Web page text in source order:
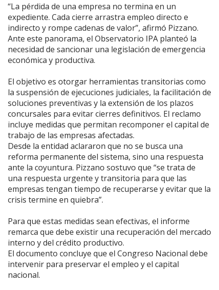
“La pérdida de una empresa no termina en un
expediente. Cada cierre arrastra empleo directo e
indirecto y rompe cadenas de valor”, afirmó Pizzano.
Ante este panorama, el Observatorio IPA planteó la
necesidad de sancionar una legislación de emergencia
económica y productiva.
El objetivo es otorgar herramientas transitorias como
la suspensión de ejecuciones judiciales, la facilitación de
soluciones preventivas y la extensión de los plazos
concursales para evitar cierres definitivos. El reclamo
incluye medidas que permitan recomponer el capital de
trabajo de las empresas afectadas.
Desde la entidad aclararon que no se busca una
reforma permanente del sistema, sino una respuesta
ante la coyuntura. Pizzano sostuvo que “se trata de
una respuesta urgente y transitoria para que las
empresas tengan tiempo de recuperarse y evitar que la
crisis termine en quiebra”.
Para que estas medidas sean efectivas, el informe
remarca que debe existir una recuperación del mercado
interno y del crédito productivo.
El documento concluye que el Congreso Nacional debe
intervenir para preservar el empleo y el capital
nacional.